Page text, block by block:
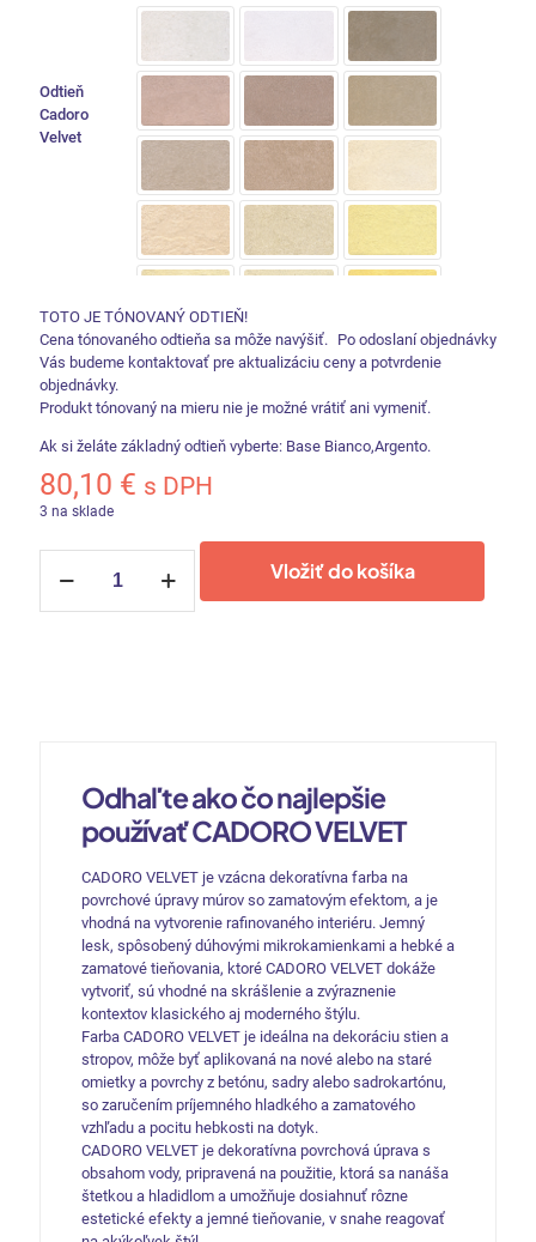
Odtieň
Cadoro
Velvet
TOTO JE TÓNOVANÝ ODTIEŇ!
Cena tónovaného odtieňa sa môže navýšiť. Po odoslaní objednávky
Vás budeme kontaktovať pre aktualizáciu ceny a potvrdenie
objednávky.
Produkt tónovaný na mieru nie je možné vrátiť ani vymeniť.
Ak si želáte základný odtieň vyberte: Base Bianco,Argento.
80,10 € s DPH
3 na sklade
Cadoro
Vložiť do košíka
Odhaľte ako čo najlepšie
používať CADORO VELVET
CADORO VELVET je vzácna dekoratívna farba na
povrchové úpravy múrov so zamatovým efektom, a je
vhodná na vytvorenie rafinovaného interiéru. Jemný
lesk, spôsobený dúhovými mikrokamienkami a hebké a
zamatové tieňovania, ktoré CADORO VELVET dokáže
vytvoriť, sú vhodné na skrášlenie a zvýraznenie
kontextov klasického aj moderného štýlu.
Farba CADORO VELVET je ideálna na dekoráciu stien a
stropov, môže byť aplikovaná na nové alebo na staré
omietky a povrchy z betónu, sadry alebo sadrokartónu,
so zaručením príjemného hladkého a zamatového
vzhľadu a pocitu hebkosti na dotyk.
CADORO VELVET je dekoratívna povrchová úprava s
obsahom vody, pripravená na použitie, ktorá sa nanáša
štetkou a hladidlom a umožňuje dosiahnuť rôzne
estetické efekty a jemné tieňovanie, v snahe reagovať